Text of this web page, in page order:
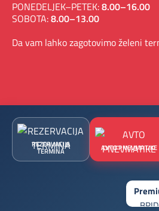
PONEDELJEK–PETEK:8.00–16.00
SOBOTA:8.00–13.00
Da vam lahko zagotovimo želeni
REZERVACIJA
TERMINA AVTO PNEVMATIKE